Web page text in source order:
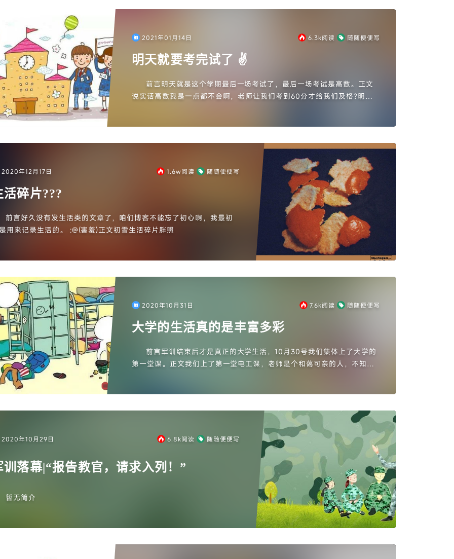
2021年01月14日 6.3k阅读 随随便便写
明天就要考完试了 ✌
前言明天就是这个学期最后一场考试了，最后一场考试是高数。正文
说实话高数我是一点都不会啊，老师让我们考到60分才给我们及格?明天
2020年12月17日 1.6w阅读 随随便便写
活碎片???
前言好久没有发生活类的文章了，咱们博客不能忘了初心啊，我最初
用来记录生活的。 :@(害羞)正文初雪生活碎片胖照
2020年10月31日 7.6k阅读 随随便便写
大学的生活真的是丰富多彩
前言军训结束后才是真正的大学生活，10月30号我们集体上了大学的
第一堂课。正文我们上了第一堂电工课，老师是个和蔼可亲的人，不知道
2020年10月29日 6.8k阅读 随随便便写
训落幕|“报告教官，请求入列！”
暂无简介